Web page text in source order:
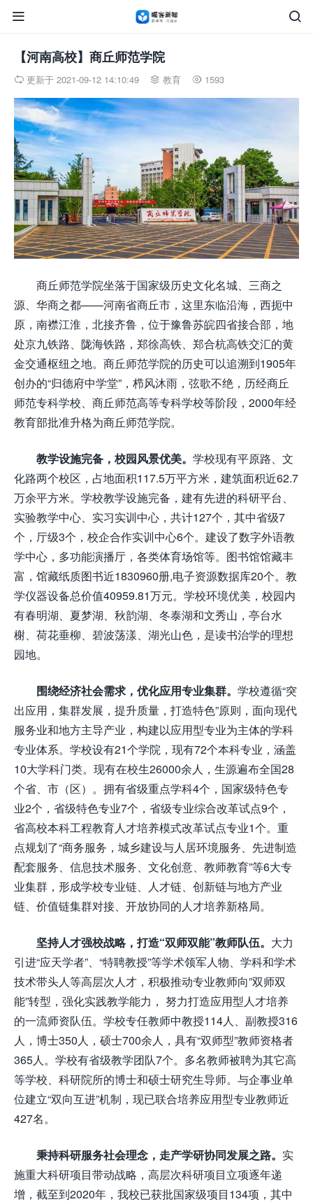


【河南高校】商丘师范学院
 更新于 2021-09-12 14:10:49  教育  1593
商丘师范学院坐落于国家级历史文化名城、三商之
源、华商之都——河南省商丘市，这里东临沿海，西扼中
原，南襟江淮，北接齐鲁，位于豫鲁苏皖四省接合部，地
处京九铁路、陇海铁路，郑徐高铁、郑合杭高铁交汇的黄
金交通枢纽之地。商丘师范学院的历史可以追溯到1905年
创办的“归德府中学堂”，栉风沐雨，弦歌不绝，历经商丘
师范专科学校、商丘师范高等专科学校等阶段，2000年经
教育部批准升格为商丘师范学院。
教学设施完备，校园风景优美。 学校现有平原路、文
化路两个校区，占地面积117.5万平方米，建筑面积近62.7
万余平方米。学校教学设施完备，建有先进的科研平台、
实验教学中心、实习实训中心，共计127个，其中省级7
个，厅级3个，校企合作实训中心6个。建设了数字外语教
学中心，多功能演播厅，各类体育场馆等。图书馆馆藏丰
富，馆藏纸质图书近1830960册,电子资源数据库20个。教
学仪器设备总价值40959.81万元。学校环境优美，校园内
有春明湖、夏梦湖、秋韵湖、冬泰湖和文秀山，亭台水
榭、荷花垂柳、碧波荡漾、湖光山色，是读书治学的理想
园地。
围绕经济社会需求，优化应用专业集群。 学校遵循“突
出应用，集群发展，提升质量，打造特色”原则，面向现代
服务业和地方主导产业，构建以应用型专业为主体的学科
专业体系。学校设有21个学院，现有72个本科专业，涵盖
10大学科门类。现有在校生26000余人，生源遍布全国28
个省、市（区）。拥有省级重点学科4个，国家级特色专
业2个，省级特色专业7个，省级专业综合改革试点9个，
省高校本科工程教育人才培养模式改革试点专业1个。重
点规划了“商务服务，城乡建设与人居环境服务、先进制造
配套服务、信息技术服务、文化创意、教师教育”等6大专
业集群，形成学校专业链、人才链、创新链与地方产业
链、价值链集群对接、开放协同的人才培养新格局。
坚持人才强校战略，打造“双师双能”教师队伍。 大力
引进“应天学者”、“特聘教授”等学术领军人物、学科和学术
技术带头人等高层次人才，积极推动专业教师向”双师双
能”转型，强化实践教学能力， 努力打造应用型人才培养
的一流师资队伍。学校专任教师中教授114人、副教授316
人，博士350人，硕士700余人，具有“双师型”教师资格者
365人。学校有省级教学团队7个。多名教师被聘为其它高
等学校、科研院所的博士和硕士研究生导师。与企事业单
位建立“双向互进”机制，现已联合培养应用型专业教师近
427名。
秉持科研服务社会理念，走产学研协同发展之路。 实
施重大科研项目带动战略，高层次科研项目立项逐年递
增，截至到2020年，我校已获批国家级项目134项，其中